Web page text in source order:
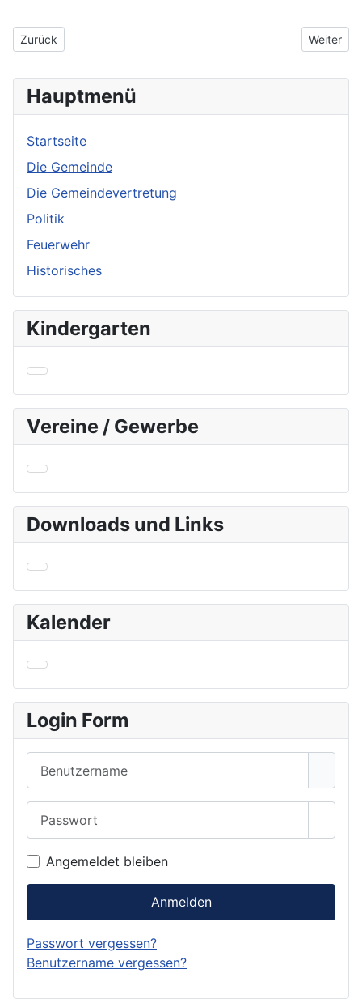
Vorheriger Beitrag: Historisches
Zurück Nächster
Weiter
Hauptmenü
Startseite
Die Gemeinde
Die Gemeindevertretung
Politik
Feuerwehr
Historisches
Kindergarten
Vereine / Gewerbe
Downloads und Links
Kalender
Login Form
Angemeldet bleiben
Anmelden
Passwort vergessen?
Benutzername vergessen?